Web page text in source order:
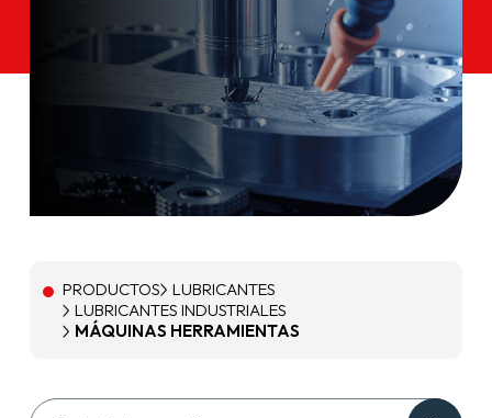
PRODUCTOS
LUBRICANTES
LUBRICANTES INDUSTRIALES
MÁQUINAS HERRAMIENTAS